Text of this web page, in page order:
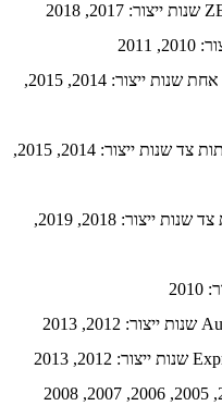
רנו קנגו 1.5 דיזל ידני Authentic דלת צד אחת שנות ייצור: 2014, 2015,
רנו קנגו 1.5 דיזל ידני Authentic שתי דלתות צד שנות ייצור: 2014, 2015,
רנו קנגו 1.5 טורבו-דיזל אוט’ שתי דלתות צד שנות ייצור: 2018, 2019,